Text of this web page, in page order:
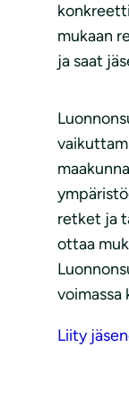
mukaan
ja saat
retket ja
ottaa
voimassa
Liity